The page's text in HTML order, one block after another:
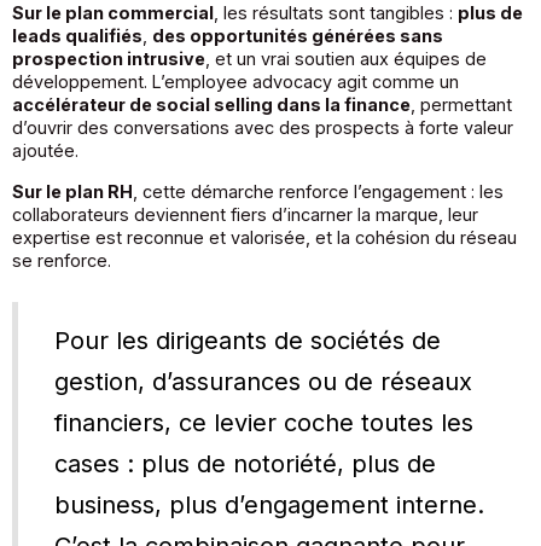
Sur le plan commercial , les résultats sont tangibles : plus de
leads qualifiés des opportunités générées sans
prospection intrusive , et un vrai soutien aux équipes de
développement. L’employee advocacy agit comme un
accélérateur de social selling dans la finance , permettant
d’ouvrir des conversations avec des prospects à forte valeur
ajoutée.
Sur le plan RH , cette démarche renforce l’engagement : les
collaborateurs deviennent fiers d’incarner la marque, leur
expertise est reconnue et valorisée, et la cohésion du réseau
se renforce.
Pour les dirigeants de sociétés de
gestion, d’assurances ou de réseaux
financiers, ce levier coche toutes les
cases : plus de notoriété, plus de
business, plus d’engagement interne.